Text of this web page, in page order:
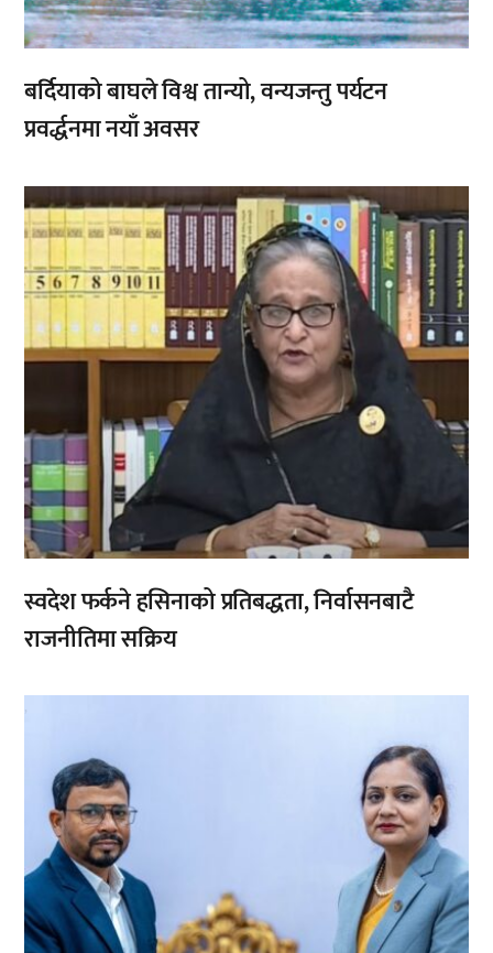
बर्दियाको बाघले विश्व तान्यो, वन्यजन्तु पर्यटन
प्रवर्द्धनमा नयाँ अवसर
,,
स्वदेश फर्कने हसिनाको प्रतिबद्धता, निर्वासनबाटै
राजनीतिमा सक्रिय
,